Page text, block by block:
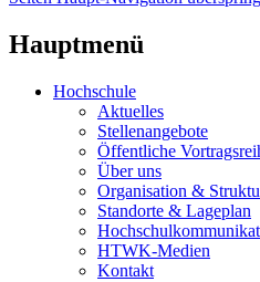
Hauptmenü
Hochschule
Aktuelles
Stellenangebote
Öffentliche
Über uns
Organisation &
Standorte & Lageplan
HTWK-Medien
Kontakt